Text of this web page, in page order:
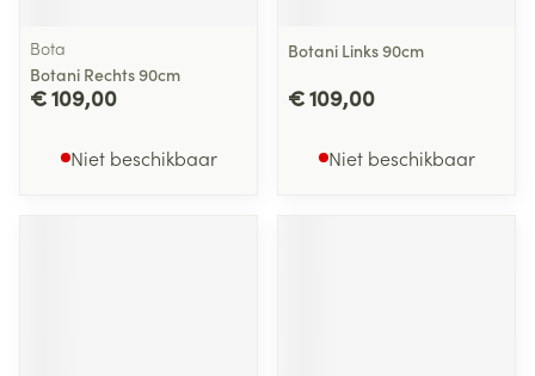
Bota
Botani Rechts 90cm
€ 109,00
Niet beschikbaar
Botani Links 90cm
€ 109,00
Niet beschikbaar